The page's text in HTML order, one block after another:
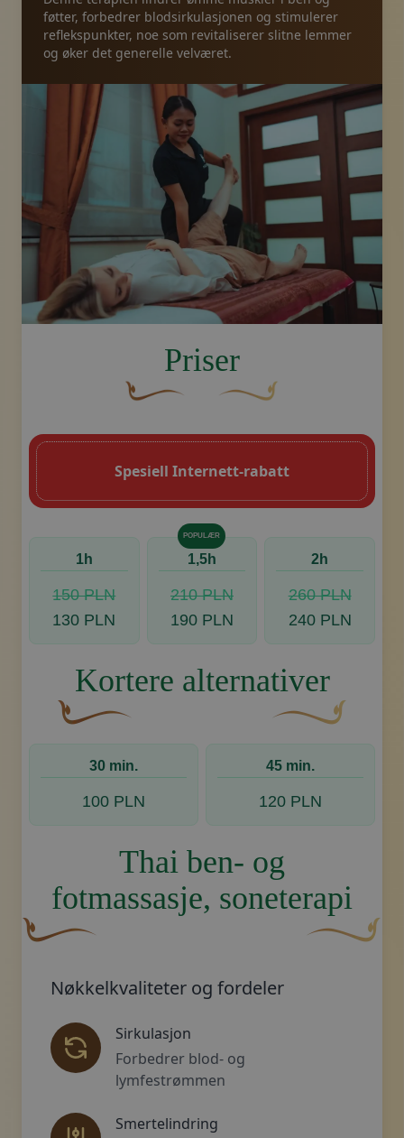
føtter, forbedrer blodsirkulasjonen og stimulerer
reflekspunkter, noe som revitaliserer slitne lemmer
og øker det generelle velværet.
Priser
Spesiell Internett-rabatt
1h
150 PLN
130 PLN
POPULÆR
1,5h
210 PLN
190 PLN
2h
260 PLN
240 PLN
Kortere alternativer
30 min.
100 PLN
45 min.
120 PLN
Thai ben- og
fotmassasje, soneterapi
Nøkkelkvaliteter og fordeler
Sirkulasjon
Forbedrer blod- og
lymfestrømmen
Smertelindring